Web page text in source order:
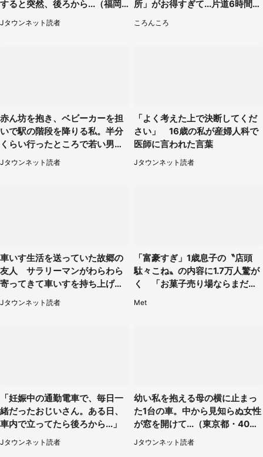
すると突然、後ろから...（福岡
県・30代女性）
Jタウンネット読者
所」がお得すぎて...片道6時間か
ころんころ
赤ん坊を抱き、ベビーカーを担
いで駅の階段を降りる私。半分
くらい行ったところで若い男性
が...（埼玉県・50代女性）
Jタウンネット読者
「よく考えた上で決断してくだ
さい」 16歳の私が産婦人科で
医師に言われた言葉
Jタウンネット読者
車いす生活を送っていた故郷の
友人 サラリーマンがわらわら
寄ってきて車いすを持ち上げ連
れて行った（福岡県・60代女
性）
Jタウンネット読者
「富豪すぎ」1歳息子の〝店頭
駄々こね〟の内容に1.7万人驚が
く 「お菓子売り場ならまだし
Met
「妊娠中の通勤電車で、毎日一
緒だったおじいさん。ある日、
車内で立ってたら後ろから...」
Jタウンネット読者
幼い私を抱える母の横に止まっ
た1台の車。中から見知らぬ女性
が窓を開けて...（東京都・40代
男性）
Jタウンネット読者